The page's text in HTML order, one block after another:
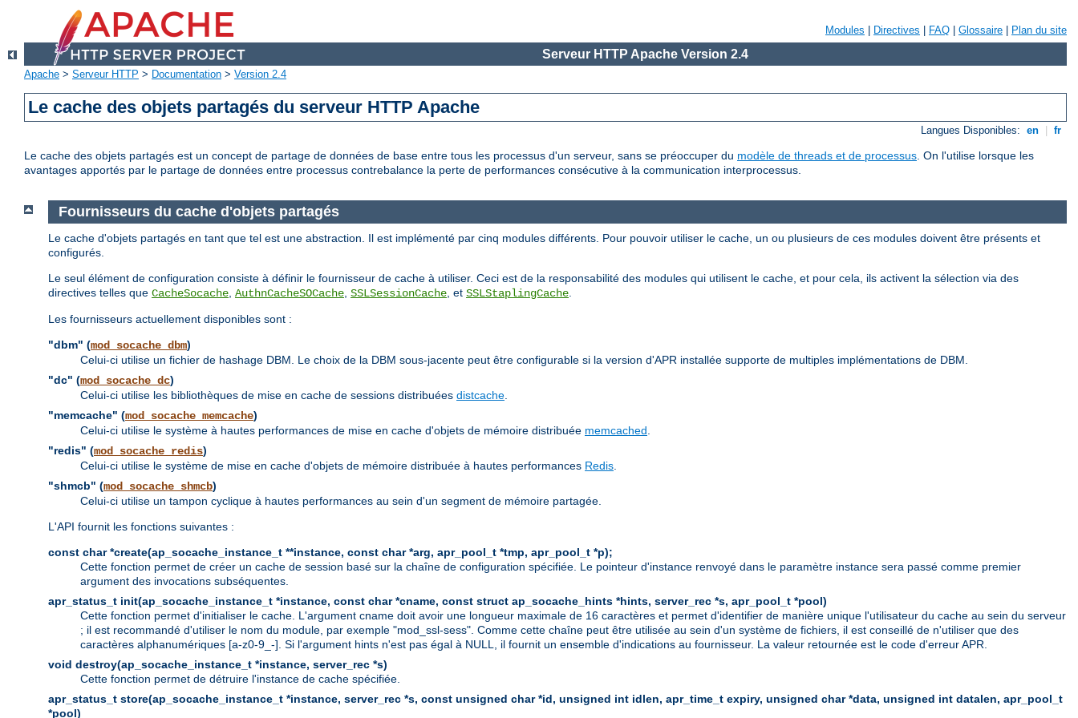
Modules Directives FAQ Glossaire Plan du site
Serveur HTTP Apache Version 2.4
Apache > Serveur HTTP > Documentation > Version 2.4
Le cache des objets partagés du serveur HTTP Apache
Langues Disponibles: en fr
Le cache des objets partagés est un concept de partage de données de base entre tous les processus d'un serveur, sans se préoccuper du modèle de threads et de processus. On l'utilise lorsque les
avantages apportés par le partage de données entre processus contrebalance la perte de performances consécutive à la communication interprocessus.
Fournisseurs du cache d'objets partagés
Le cache d'objets partagés en tant que tel est une abstraction. Il est implémenté par cinq modules différents. Pour pouvoir utiliser le cache, un ou plusieurs de ces modules doivent être présents et
configurés.
Le seul élément de configuration consiste à définir le fournisseur de cache à utiliser. Ceci est de la responsabilité des modules qui utilisent le cache, et pour cela, ils activent la sélection via des
directives telles que CacheSocache AuthnCacheSOCache SSLSessionCache , et SSLStaplingCache
Les fournisseurs actuellement disponibles sont :
"dbm" (mod_socache_dbm)
Celui-ci utilise un fichier de hashage DBM. Le choix de la DBM sous-jacente peut être configurable si la version d'APR installée supporte de multiples implémentations de DBM.
"dc" (mod_socache_dc)
Celui-ci utilise les bibliothèques de mise en cache de sessions distribuées distcache
"memcache" (mod_socache_memcache)
Celui-ci utilise le système à hautes performances de mise en cache d'objets de mémoire distribuée memcached
"redis" (mod_socache_redis)
Celui-ci utilise le système de mise en cache d'objets de mémoire distribuée à hautes performances Redis
"shmcb" (mod_socache_shmcb)
Celui-ci utilise un tampon cyclique à hautes performances au sein d'un segment de mémoire partagée.
L'API fournit les fonctions suivantes :
const char *create(ap_socache_instance_t **instance, const char *arg, apr_pool_t *tmp, apr_pool_t *p);
Cette fonction permet de créer un cache de session basé sur la chaîne de configuration spécifiée. Le pointeur d'instance renvoyé dans le paramètre instance sera passé comme premier
argument des invocations subséquentes.
apr_status_t init(ap_socache_instance_t *instance, const char *cname, const struct ap_socache_hints *hints, server_rec *s, apr_pool_t *pool)
Cette fonction permet d'initialiser le cache. L'argument cname doit avoir une longueur maximale de 16 caractères et permet d'identifier de manière unique l'utilisateur du cache au sein du serveur
; il est recommandé d'utiliser le nom du module, par exemple "mod_ssl-sess". Comme cette chaîne peut être utilisée au sein d'un système de fichiers, il est conseillé de n'utiliser que des
caractères alphanumériques [a-z0-9_-]. Si l'argument hints n'est pas égal à NULL, il fournit un ensemble d'indications au fournisseur. La valeur retournée est le code d'erreur APR.
void destroy(ap_socache_instance_t *instance, server_rec *s)
Cette fonction permet de détruire l'instance de cache spécifiée.
apr_status_t store(ap_socache_instance_t *instance, server_rec *s, const unsigned char *id, unsigned int idlen, apr_time_t expiry, unsigned char *data, unsigned int datalen, apr_pool_t
*pool)